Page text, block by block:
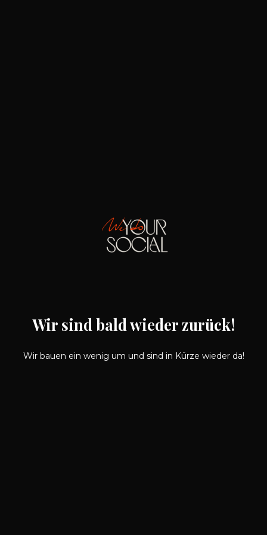
Wir sind bald wieder zurück!
Wir bauen ein wenig um und sind in Kürze wieder da!